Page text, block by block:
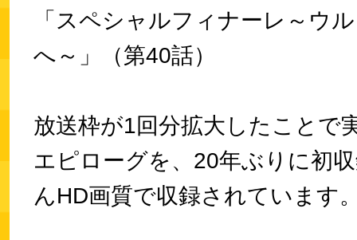
「スペシャルフィナーレ～ウ
へ～」（第40話）
放送枠が1回分拡大したことで
エピローグを、20年ぶりに初
んHD画質で収録されています